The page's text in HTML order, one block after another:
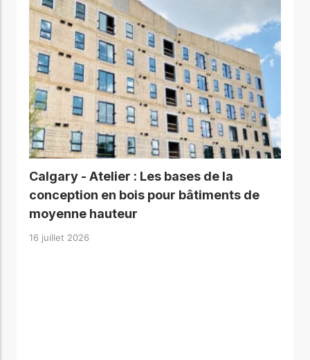
Calgary - Atelier : Les bases de la
conception en bois pour bâtiments de
moyenne hauteur
16 juillet 2026